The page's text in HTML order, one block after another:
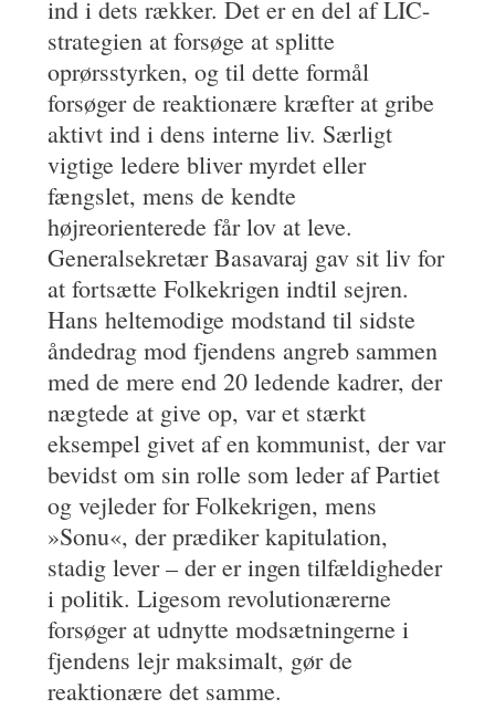
ind i dets rækker. Det er en del af LIC-
strategien at forsøge at splitte
oprørsstyrken, og til dette formål
forsøger de reaktionære kræfter at gribe
aktivt ind i dens interne liv. Særligt
vigtige ledere bliver myrdet eller
fængslet, mens de kendte
højreorienterede får lov at leve.
Generalsekretær Basavaraj gav sit liv for
at fortsætte Folkekrigen indtil sejren.
Hans heltemodige modstand til sidste
åndedrag mod fjendens angreb sammen
med de mere end 20 ledende kadrer, der
nægtede at give op, var et stærkt
eksempel givet af en kommunist, der var
bevidst om sin rolle som leder af Partiet
og vejleder for Folkekrigen, mens
»Sonu«, der prædiker kapitulation,
stadig lever – der er ingen tilfældigheder
i politik. Ligesom revolutionærerne
forsøger at udnytte modsætningerne i
fjendens lejr maksimalt, gør de
reaktionære det samme.